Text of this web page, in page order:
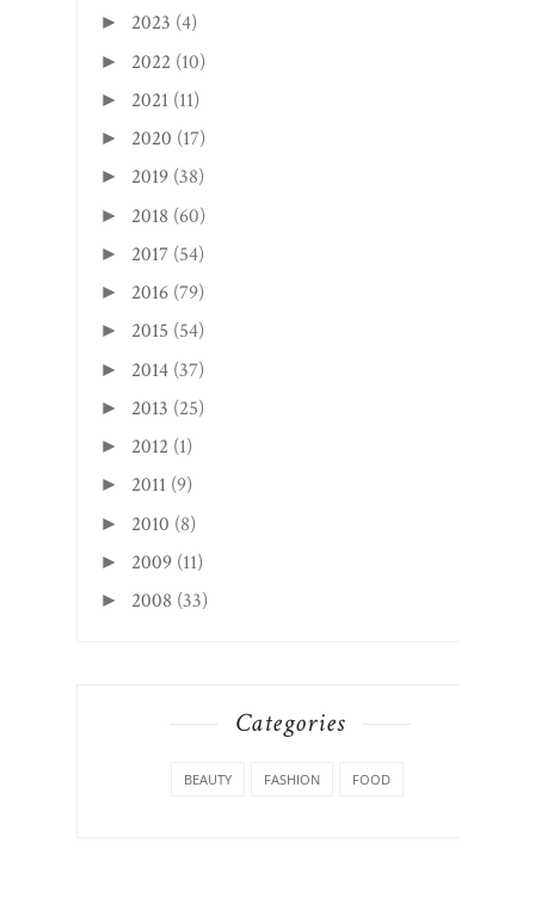
► 2023 (4)
► 2022 (10)
► 2021 (11)
► 2020 (17)
► 2019 (38)
► 2018 (60)
► 2017 (54)
► 2016 (79)
► 2015 (54)
► 2014 (37)
► 2013 (25)
► 2012 (1)
► 2011 (9)
► 2010 (8)
► 2009 (11)
► 2008 (33)
Categories
BEAUTY FASHION FOOD